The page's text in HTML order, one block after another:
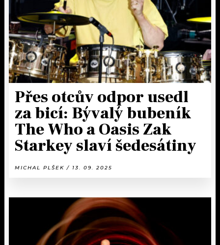
Přes otcův odpor usedl
za bicí: Bývalý bubeník
The Who a Oasis Zak
Starkey slaví šedesátiny
MICHAL PLŠEK / 13. 09. 2025